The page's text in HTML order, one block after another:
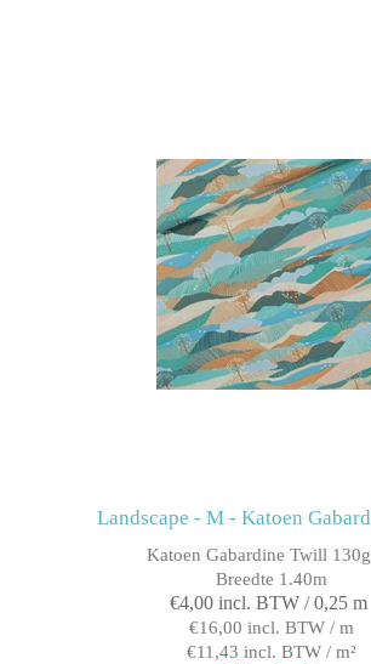
Landscape - M - Katoen
Katoen Gabardine Twill
Breedte 1.40m
€4,00 incl. BTW / 0,25 m
€16,00 incl. BTW / m
€11,43 incl. BTW / m²